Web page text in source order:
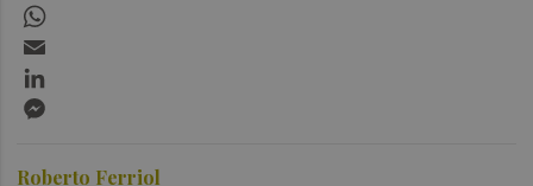
Roberto Ferriol